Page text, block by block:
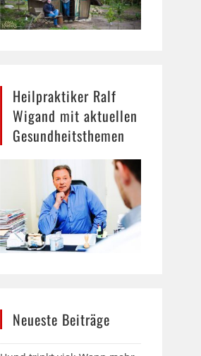
Heilpraktiker Ralf
Wigand mit aktuellen
Gesundheitsthemen
Neueste Beiträge